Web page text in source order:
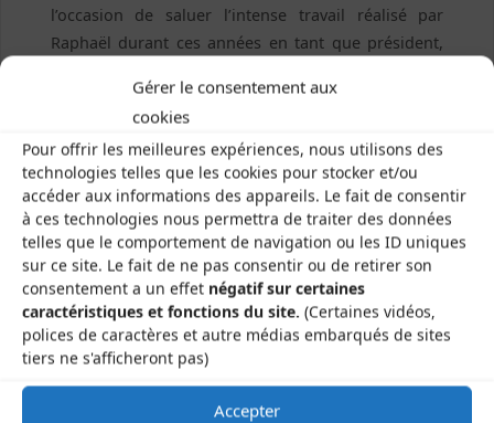
Gérer le consentement aux
cookies
Pour offrir les meilleures expériences, nous utilisons des
technologies telles que les cookies pour stocker et/ou
accéder aux informations des appareils. Le fait de consentir
à ces technologies nous permettra de traiter des données
telles que le comportement de navigation ou les ID uniques
sur ce site. Le fait de ne pas consentir ou de retirer son
consentement a un effet négatif sur certaines
caractéristiques et fonctions du site. (Certaines vidéos,
polices de caractères et autre médias embarqués de sites
tiers ne s'afficheront pas)
Accepter
l’occasion de saluer l’intense travail réalisé par
Raphaël durant ces années en tant que président,
impressionnant et sain du projet associatif, et aussi
de souhaiter bonne chance à Séraphine dans ses
nouvelles responsabilités ! À noter également : le
remplacement de Tristan Faure par Étienne Rougier
à la trésorerie, le reste dubureauétant inchangé.
Ces changements de personnes impliquées dans la
gestion de l’Association sont des façons de
poursuivre la dynamique associative insufflée
depuis 45 ans !